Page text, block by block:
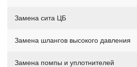
Замена сита ЦБ
Замена шлангов высокого давления
Замена помпы и уплотнителей